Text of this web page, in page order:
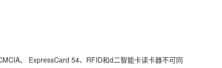
、 ExpressCard 54、RFID和d二智能卡读卡器不可同